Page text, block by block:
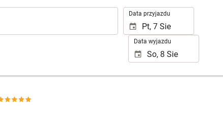
Data przyjazdu
Data wyjazdu